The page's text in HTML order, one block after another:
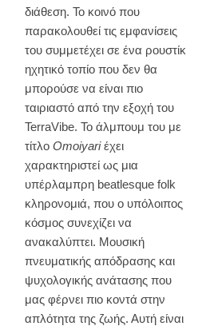
διάθεση. Το κοινό που
παρακολουθεί τις εμφανίσεις
του συμμετέχει σε ένα ρουστίκ
ηχητικό τοπίο που δεν θα
μπορούσε να είναι πιο
ταιριαστό από την εξοχή του
TerraVibe. Το άλμπουμ του με
τίτλο Omoiyariέχει
χαρακτηριστεί ως μια
υπέρλαμπρη beatlesque folk
κληρονομιά, που ο υπόλοιπος
κόσμος συνεχίζει να
ανακαλύπτει. Μουσική
πνευματικής απόδρασης και
ψυχολογικής ανάτασης που
μας φέρνει πιο κοντά στην
απλότητα της ζωής. Αυτή είναι